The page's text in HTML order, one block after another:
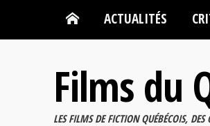
ACTUALITÉS
Films du
LES FILMS DE FICTION QUÉBÉCOIS,